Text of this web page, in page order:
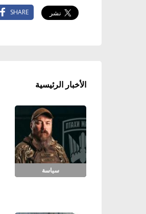
SHARE
الأخبار الرئيسية
سياسة